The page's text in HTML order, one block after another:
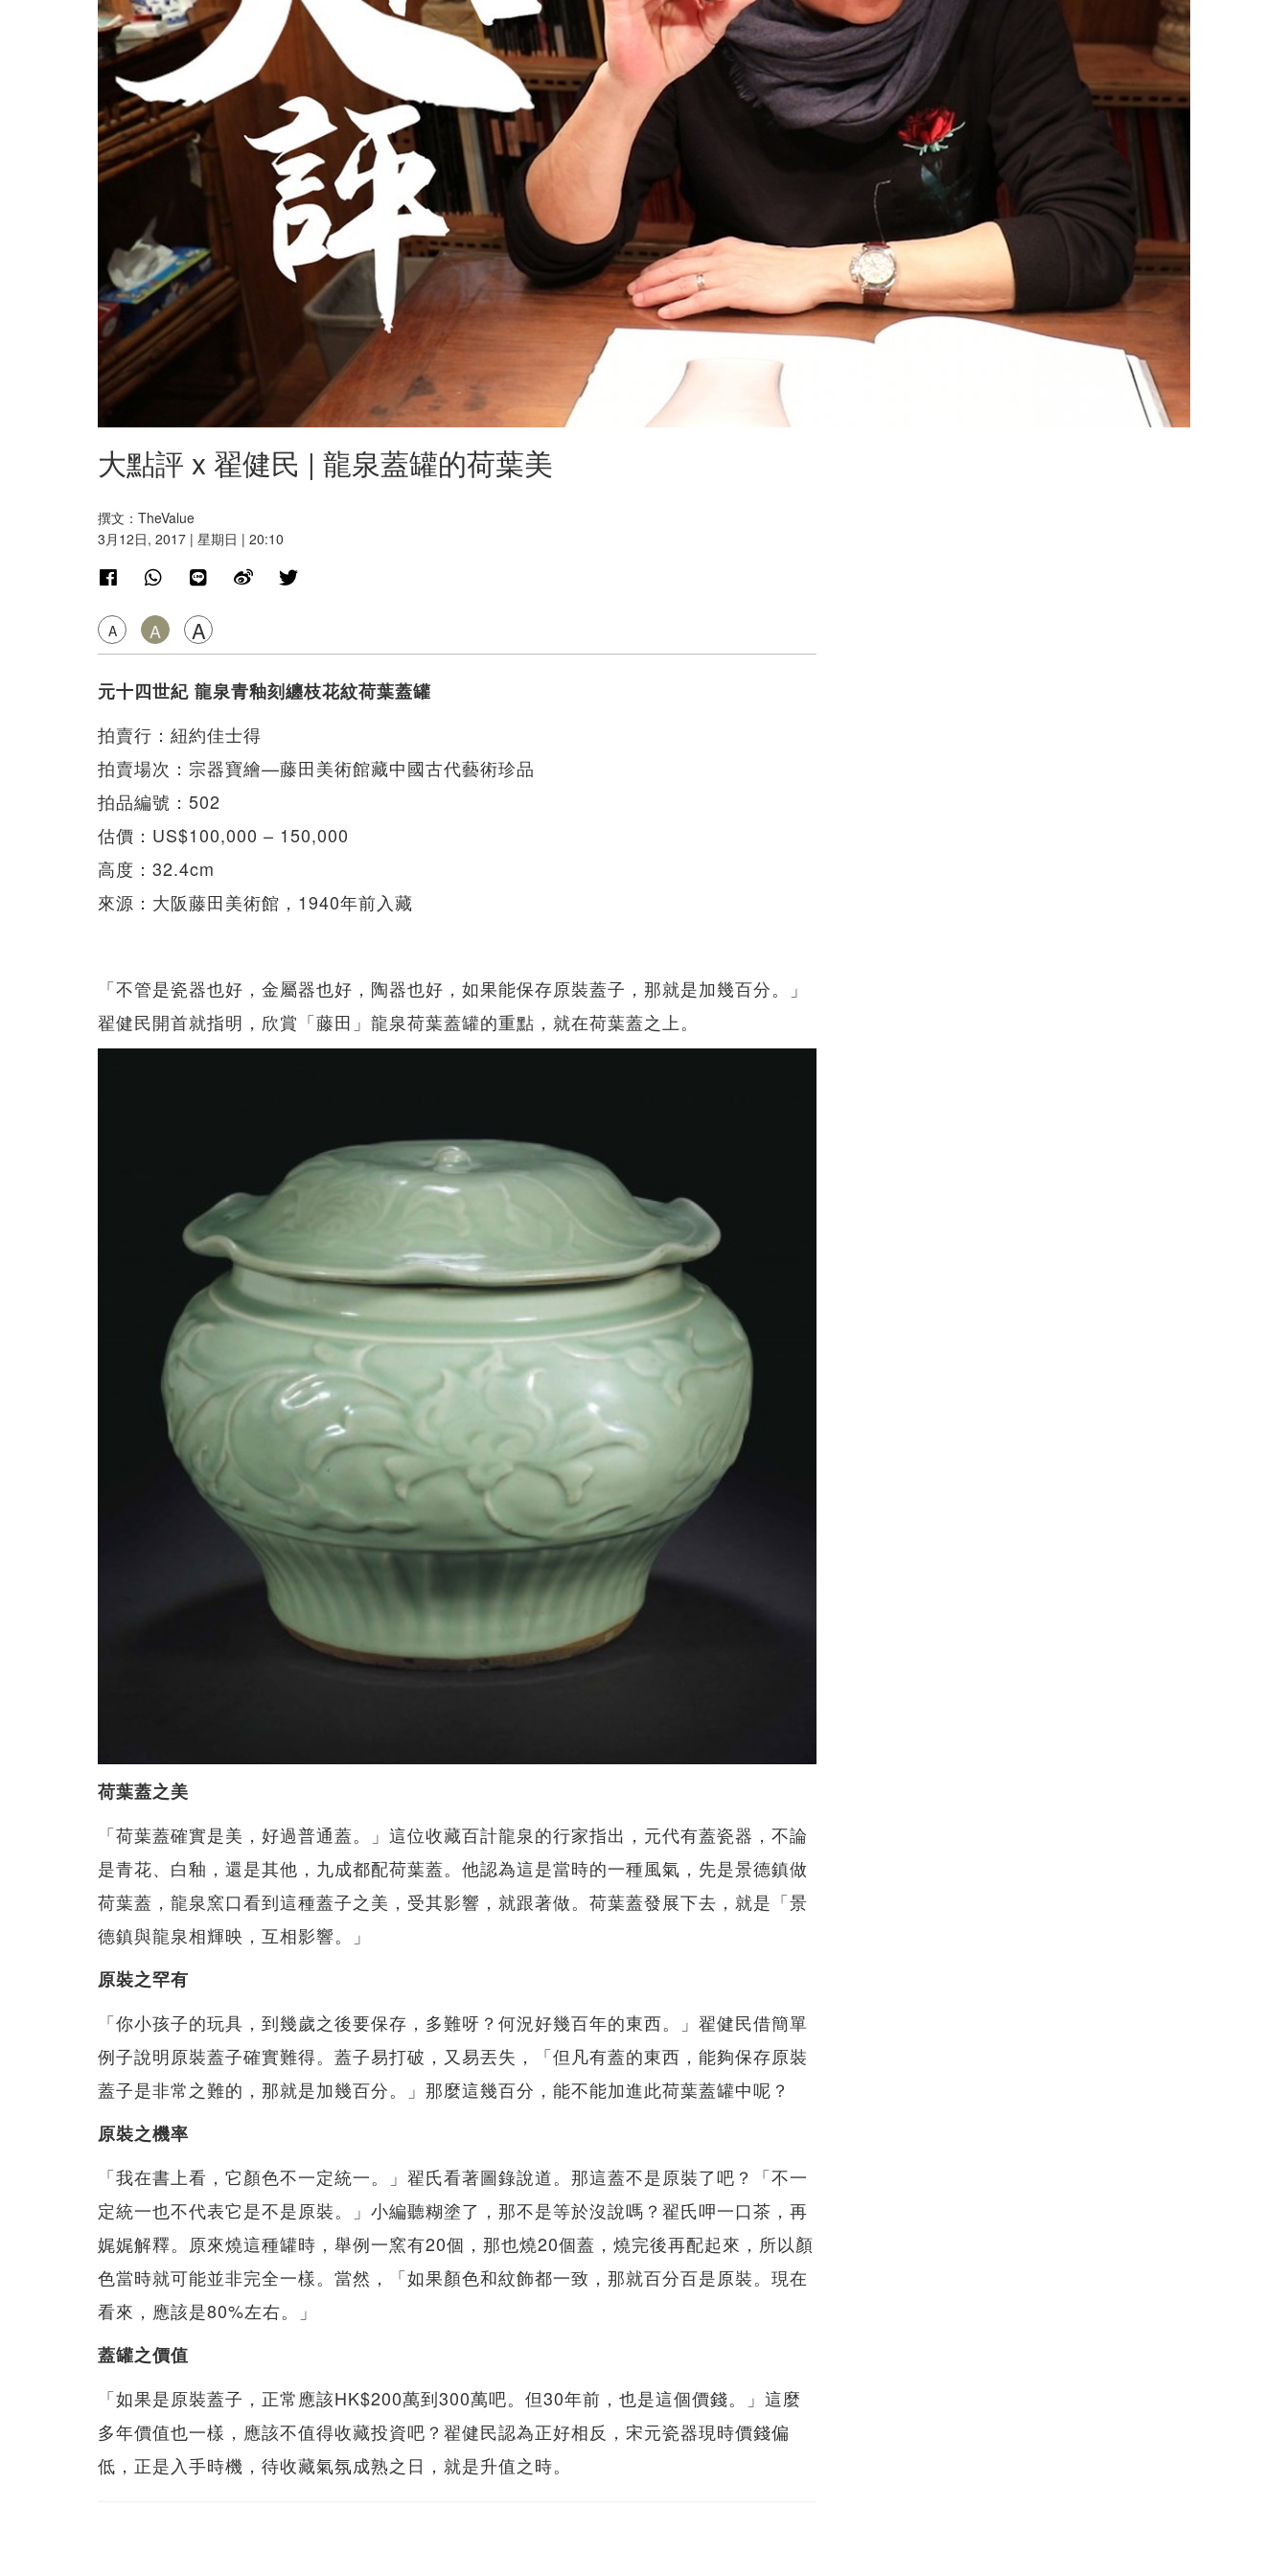
大點評 x 翟健民 | 龍泉蓋罐的荷葉美
撰文：TheValue
3月12日, 2017 | 星期日 | 20:10
A A A
元十四世紀 龍泉青釉刻纏枝花紋荷葉蓋罐
拍賣行：紐約佳士得
拍賣場次：宗器寶繪—藤田美術館藏中國古代藝術珍品
拍品編號：502
估價：US$100,000 – 150,000
高度：32.4cm
來源：大阪藤田美術館，1940年前入藏
「不管是瓷器也好，金屬器也好，陶器也好，如果能保存原裝蓋子，那就是加幾百分。」
翟健民開首就指明，欣賞「藤田」龍泉荷葉蓋罐的重點，就在荷葉蓋之上。
荷葉蓋之美
「荷葉蓋確實是美，好過普通蓋。」這位收藏百計龍泉的行家指出，元代有蓋瓷器，不論
是青花、白釉，還是其他，九成都配荷葉蓋。他認為這是當時的一種風氣，先是景德鎮做
荷葉蓋，龍泉窯口看到這種蓋子之美，受其影響，就跟著做。荷葉蓋發展下去，就是「景
德鎮與龍泉相輝映，互相影響。」
原裝之罕有
「你小孩子的玩具，到幾歲之後要保存，多難呀？何況好幾百年的東西。」翟健民借簡單
例子說明原裝蓋子確實難得。蓋子易打破，又易丟失，「但凡有蓋的東西，能夠保存原裝
蓋子是非常之難的，那就是加幾百分。」那麼這幾百分，能不能加進此荷葉蓋罐中呢？
原裝之機率
「我在書上看，它顏色不一定統一。」翟氏看著圖錄說道。那這蓋不是原裝了吧？「不一
定統一也不代表它是不是原裝。」小編聽糊塗了，那不是等於沒說嗎？翟氏呷一口茶，再
娓娓解釋。原來燒這種罐時，舉例一窯有20個，那也燒20個蓋，燒完後再配起來，所以顏
色當時就可能並非完全一樣。當然，「如果顏色和紋飾都一致，那就百分百是原裝。現在
看來，應該是80%左右。」
蓋罐之價值
「如果是原裝蓋子，正常應該HK$200萬到300萬吧。但30年前，也是這個價錢。」這麼
多年價值也一樣，應該不值得收藏投資吧？翟健民認為正好相反，宋元瓷器現時價錢偏
低，正是入手時機，待收藏氣氛成熟之日，就是升值之時。